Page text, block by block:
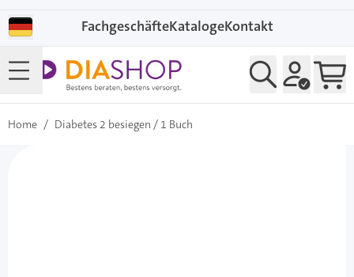
FachgeschäfteKatalogeKontakt
Home / Diabetes 2 besiegen / 1 Buch